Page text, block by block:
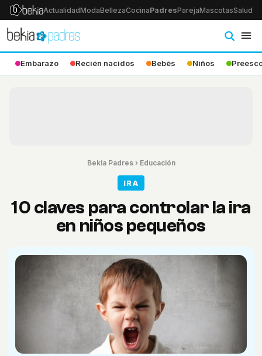
ActualidadModaBellezaCocinaPadresParejaMascotasSalud
Embarazo Recién nacidos Bebés Niños
Bekia Padres› Educación
IRA
10 claves para controlar la ira
en niños pequeños